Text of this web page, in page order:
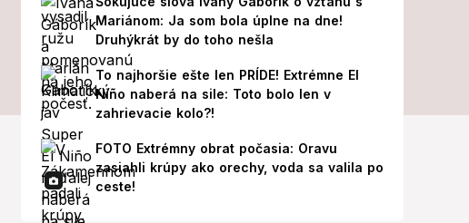
Mariánom: Ja som bola úplne na dne!
Druhýkrát by do toho nešla
To najhoršie ešte len PRÍDE! Extrémne El
Niño naberá na sile: Toto bolo len v
zahrievacie kolo?!
FOTO Extrémny obrat počasia: Oravu
zasiahli krúpy ako orechy, voda sa valila po
ceste!